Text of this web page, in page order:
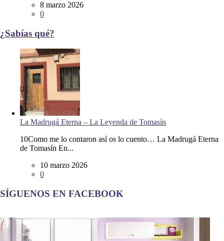
8 marzo 2026
0
¿Sabías qué?
La Madrugá Eterna – La Leyenda de Tomasín
10Como me lo contaron así os lo cuento… La Madrugá Eterna
de Tomasín En...
10 marzo 2026
0
SÍGUENOS EN FACEBOOK